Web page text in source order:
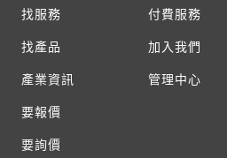
找服務
找產品
產業資訊
要報價
要詢價
付費服務
加入我們
管理中心